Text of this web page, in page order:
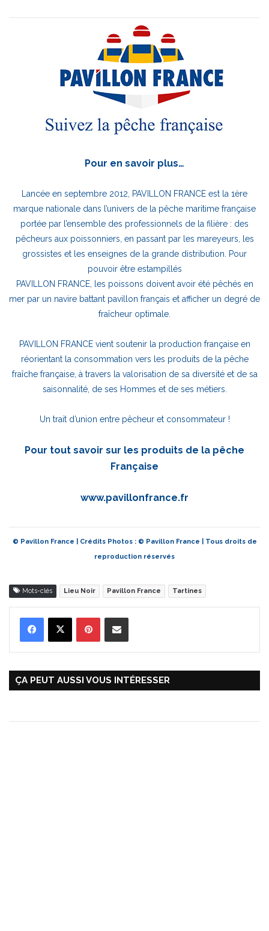
Pour en savoir plus…
Lancée en septembre 2012, PAVILLON FRANCE est la 1ère
marque nationale dans l’univers de la pêche maritime française
portée par l’ensemble des professionnels de la filière : des
pêcheurs aux poissonniers, en passant par les mareyeurs, les
grossistes et les enseignes de la grande distribution. Pour
pouvoir être estampillés
PAVILLON FRANCE, les poissons doivent avoir été pêchés en
mer par un navire battant pavillon français et afficher un degré de
fraîcheur optimale.
PAVILLON FRANCE vient soutenir la production française en
réorientant la consommation vers les produits de la pêche
fraîche française, à travers la valorisation de sa diversité et de sa
saisonnalité, de ses Hommes et de ses métiers.
Un trait d’union entre pêcheur et consommateur !
Pour tout savoir sur les produits de la pêche
Française
www.pavillonfrance.fr
© Pavillon France | Crédits Photos : © Pavillon France | Tous droits de
reproduction réservés
Mots-clés Lieu Noir Pavillon France Tartines
ÇA PEUT AUSSI VOUS INTÉRESSER